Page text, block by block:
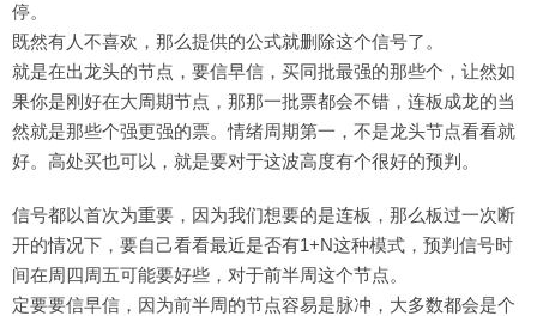
停。
既然有人不喜欢，那么提供的公式就删除这个信号了。
就是在出龙头的节点，要信早信，买同批最强的那些个，让然如
果你是刚好在大周期节点，那那一批票都会不错，连板成龙的当
然就是那些个强更强的票。情绪周期第一，不是龙头节点看看就
好。高处买也可以，就是要对于这波高度有个很好的预判。
信号都以首次为重要，因为我们想要的是连板，那么板过一次断
开的情况下，要自己看看最近是否有1+N这种模式，预判信号时
间在周四周五可能要好些，对于前半周这个节点。
定要要信早信，因为前半周的节点容易是脉冲，大多数都会是个